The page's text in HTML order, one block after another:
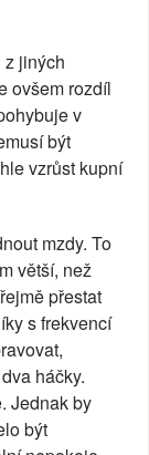
jiných
ovšem rozdíl
v
být
vzrůst kupní
mzdy. To
větší, než
přestat
s frekvencí
háčky.
Jednak by
být